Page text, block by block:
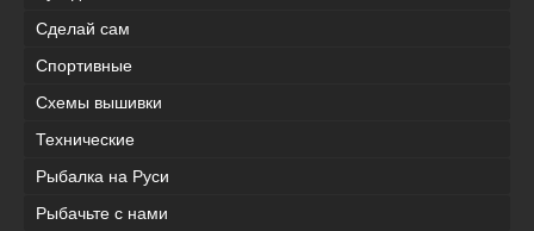
Сделай сам
Спортивные
Схемы вышивки
Технические
Рыбалка на Руси
Рыбачьте с нами